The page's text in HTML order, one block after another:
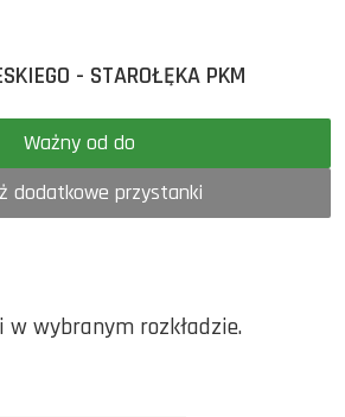
- STAROŁĘKA PKM
Ważny od do
dodatkowe przystanki
wybranym rozkładzie.